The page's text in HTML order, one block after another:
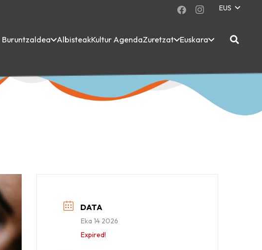
EUS
Buruntzaldea AlbisteakKultur AgendaZuretzat Euskara
DATA
Eka 14 2026
Expired!